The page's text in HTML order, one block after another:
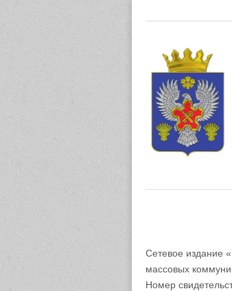
Сетевое издание
массовых
Номер